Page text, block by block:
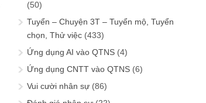
(50)
Tuyển – Chuyện 3T – Tuyển mộ, Tuyển
chọn, Thử việc (433)
Ứng dụng AI vào QTNS (4)
Ứng dụng CNTT vào QTNS (6)
Vui cười nhân sự (86)